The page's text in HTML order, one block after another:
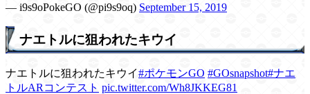
— i9s9oPokeGO (@pi9s9oq) September 15, 2019
ナエトルに狙われたキウイ
ナエトルに狙われたキウイ#ポケモンGO #GOsnapshot#ナエ
トルARコンテスト pic.twitter.com/Wh8JKKEG81